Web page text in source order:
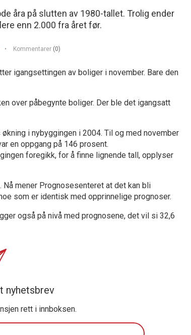
åra på slutten av 1980-tallet. Trolig ender
enn 2.000 fra året før.
Kommentarer (0)
igangsettingen av boliger i november. Bare den
over påbegynte boliger. Der ble det igangsatt
i nybyggingen i 2004. Til og med november
en oppgang på 146 prosent.
foregikk, for å finne lignende tall, opplyser
mener Prognosesenteret at det kan bli
som er identisk med opprinnelige prognoser.
også på nivå med prognosene, det vil si 32,6
nyhetsbrev
rett i innboksen.